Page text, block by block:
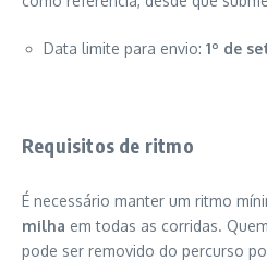
Data limite para envio: 1º de
Requisitos de ritmo
É necessário manter um ritmo
milha em todas as corridas.
pode ser removido do percurso